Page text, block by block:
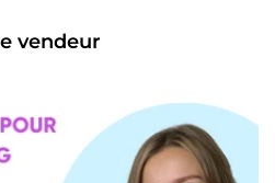
vendeur